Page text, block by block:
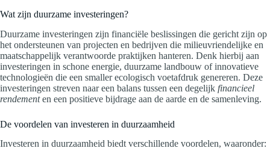
Wat zijn duurzame investeringen?
Duurzame investeringen zijn financiële beslissingen die gericht zijn op
het ondersteunen van projecten en bedrijven die milieuvriendelijke en
maatschappelijk verantwoorde praktijken hanteren. Denk hierbij aan
investeringen in schone energie, duurzame landbouw of innovatieve
technologieën die een smaller ecologisch voetafdruk genereren. Deze
investeringen streven naar een balans tussen een degelijk financieel
rendementen een positieve bijdrage aan de aarde en de samenleving.
De voordelen van investeren in duurzaamheid
Investeren in duurzaamheid biedt verschillende voordelen, waaronder: